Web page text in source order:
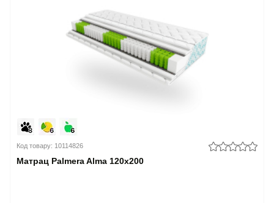
Код товару: 10114826
Матрац Palmera Alma 120x200